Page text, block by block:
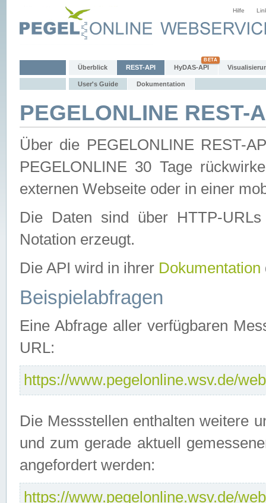
Hilfe
Überblick REST-API HyDAS-API
User's Guide Dokumentation
PEGELONLINE REST-
Über die PEGELONLINE REST-
PEGELONLINE 30 Tage
externen Webseite oder in einer
Die Daten sind über HTTP-
Notation erzeugt.
Die API wird in ihrer Dokumentation
Beispielabfragen
Eine Abfrage aller verfügbaren
URL:
https://www.pegelonline.wsv.de/
Die Messstellen enthalten weitere
und zum gerade aktuell
angefordert werden:
https://www.pegelonline.wsv.de/